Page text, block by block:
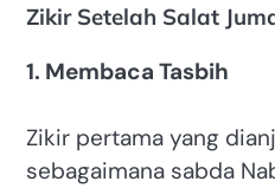
Zikir Setelah Salat
1. Membaca Tasbih
Zikir pertama yang
sebagaimana sabda